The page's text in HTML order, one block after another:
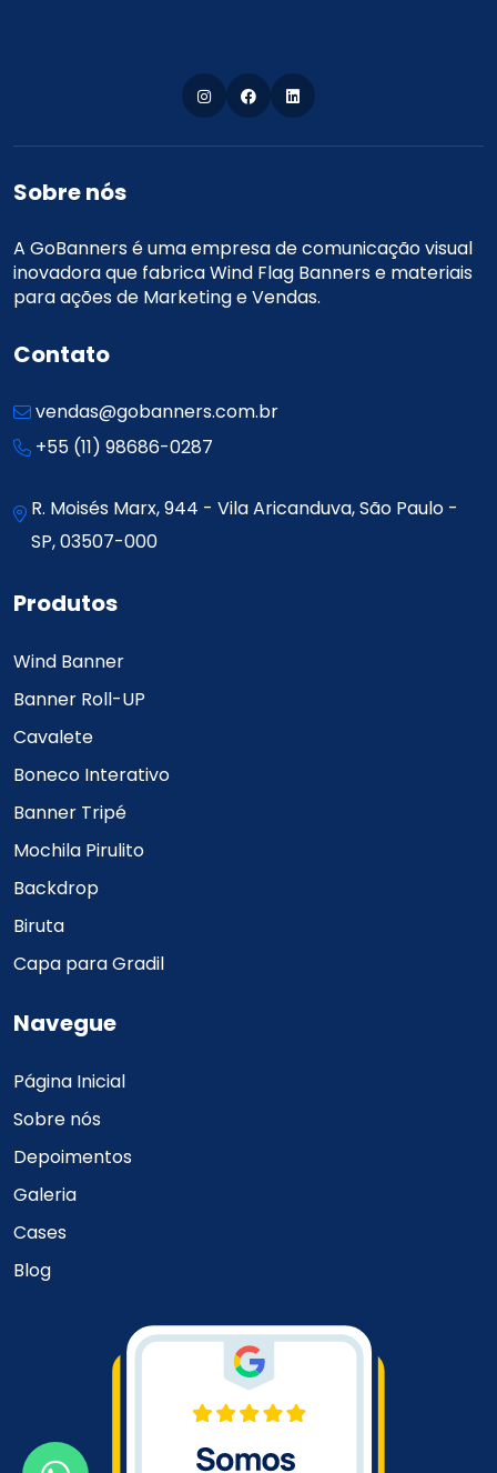
Sobre nós
A GoBanners é uma empresa de comunicação visual
inovadora que fabrica Wind Flag Banners e materiais
para ações de Marketing e Vendas.
Contato
vendas@gobanners.com.br
+55 (11) 98686-0287
R. Moisés Marx, 944 - Vila Aricanduva, São Paulo -
SP, 03507-000
Produtos
Wind Banner
Banner Roll-UP
Cavalete
Boneco Interativo
Banner Tripé
Mochila Pirulito
Backdrop
Biruta
Capa para Gradil
Navegue
Página Inicial
Sobre nós
Depoimentos
Galeria
Cases
Blog